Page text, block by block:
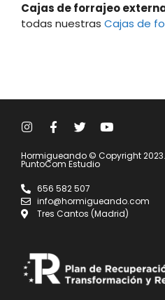
Cajas de forrajeo
todas nuestras Cajas de
Hormigueando © Copyright
PuntoCom Estudio
656 582 507
info@hormigueando.com
Tres Cantos (Madrid)